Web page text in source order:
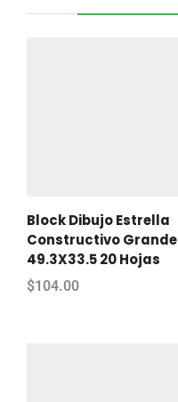
Block Dibujo Estrella
Constructivo Grande
49.3X33.5 20 Hojas
$104.00